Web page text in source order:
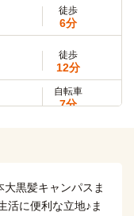
自転車
9分
(約2.1km)
自転車
6分
(約1.4km)
自転車
13分
自転車
5分
(約1.1km)
徒歩
6分
徒歩
12分
自転車
7分
8分
(約1.9km)
黒髪キャンパスま
活に便利な立地♪ま